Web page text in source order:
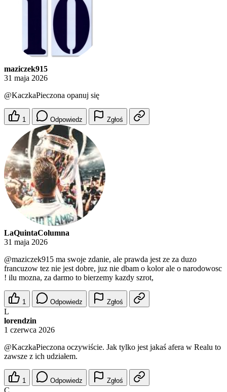
maziczek915
31 maja 2026
@KaczkaPieczona opanuj się
1 Odpowiedz Zgłoś
LaQuintaColumna
31 maja 2026
@maziczek915 ma swoje zdanie, ale prawda jest ze za duzo
francuzow tez nie jest dobre, juz nie dbam o kolor ale o narodowosc
! ilu mozna, za darmo to bierzemy kazdy szrot,
1 Odpowiedz Zgłoś
L
lorendzin
1 czerwca 2026
@KaczkaPieczona oczywiście. Jak tylko jest jakaś afera w Realu to
zawsze z ich udziałem.
1 Odpowiedz Zgłoś
C